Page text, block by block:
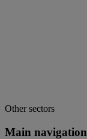
Other sectors
Main navigation